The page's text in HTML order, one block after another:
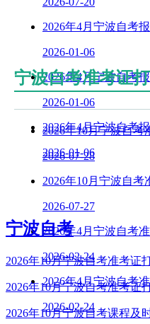
2026年4月宁波自考
2026-01-06
2026年4月宁波自考
2026-01-06
2026年4月宁波自考
2026-01-06
宁波自考准考证
2026年10月宁波自
2026-07-28
2026年10月宁波自考
2026-07-27
2026年4月宁波自考
2026-02-24
2026年4月宁波自考
2026-02-24
宁波自考
2026年10月宁波自考准考证
2026年10月宁波自考准考证
2026年10月宁波自考课程及